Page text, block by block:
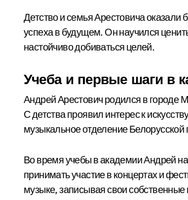
Детство и семья Арестовича оказали
успеха в будущем. Он научился
настойчиво добиваться целей.
Учеба и первые шаги в
Андрей Арестович родился в городе
С детства проявил интерес к
музыкальное отделение
Во время учебы в академии Андрей
принимать участие в концертах и
музыке, записывая свои